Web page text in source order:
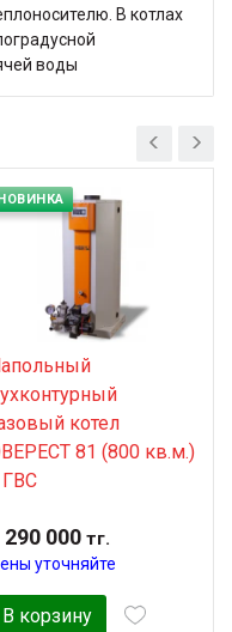
В котлах
воды
котел
81 (800 кв.м.)
ГВС
290 000тг.
уточняйте
В корзину